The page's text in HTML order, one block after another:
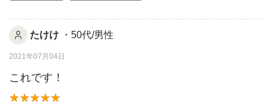
たけけ ・50代/男性
2021年07月04日
これです！